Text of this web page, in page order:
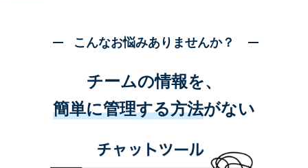
こんなお悩みありませんか？
チームの情報を、
簡単に管理する方法がない